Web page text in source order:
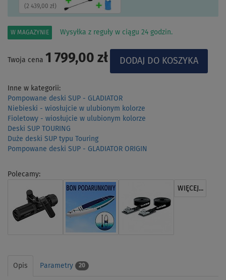
( 2 439,00 zł)
W MAGAZYNIE Wysyłka z reguły w ciągu 24 godzin.
Twoja cena 1 799,00 zł
Inne w kategorii:
Pompowane deski SUP - GLADIATOR
Niebieski - wiosłujcie w ulubionym kolorze
Fioletowy - wiosłujcie w ulubionym kolorze
Deski SUP TOURING
Duże deski SUP typu Touring
Pompowane deski SUP - GLADIATOR ORIGIN
Polecamy:
WIĘCEJ...
Opis Parametry 20